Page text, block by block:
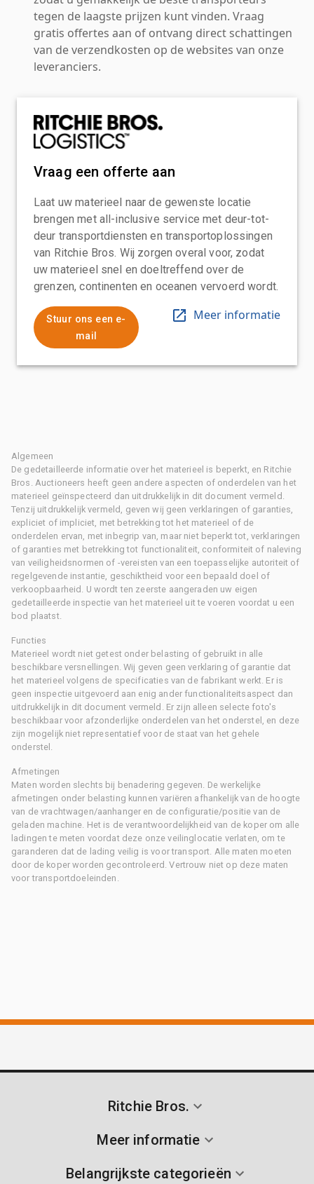
tegen de laagste prijzen kunt vinden. Vraag
gratis offertes aan of ontvang direct schattingen
van de verzendkosten op de websites van onze
leveranciers.
Vraag een offerte aan
Laat uw materieel naar de gewenste locatie
brengen met all-inclusive service met deur-tot-
deur transportdiensten en transportoplossingen
van Ritchie Bros. Wij zorgen overal voor, zodat
uw materieel snel en doeltreffend over de
grenzen, continenten en oceanen vervoerd wordt.
Stuur ons een e-
mail
Meer informatie
Algemeen
De gedetailleerde informatie over het materieel is beperkt, en Ritchie
Bros. Auctioneers heeft geen andere aspecten of onderdelen van het
materieel geïnspecteerd dan uitdrukkelijk in dit document vermeld.
Tenzij uitdrukkelijk vermeld, geven wij geen verklaringen of garanties,
expliciet of impliciet, met betrekking tot het materieel of de
onderdelen ervan, met inbegrip van, maar niet beperkt tot, verklaringen
of garanties met betrekking tot functionaliteit, conformiteit of naleving
van veiligheidsnormen of -vereisten van een toepasselijke autoriteit of
regelgevende instantie, geschiktheid voor een bepaald doel of
verkoopbaarheid. U wordt ten zeerste aangeraden uw eigen
gedetailleerde inspectie van het materieel uit te voeren voordat u een
bod plaatst.
Functies
Materieel wordt niet getest onder belasting of gebruikt in alle
beschikbare versnellingen. Wij geven geen verklaring of garantie dat
het materieel volgens de specificaties van de fabrikant werkt. Er is
geen inspectie uitgevoerd aan enig ander functionaliteitsaspect dan
uitdrukkelijk in dit document vermeld. Er zijn alleen selecte foto's
beschikbaar voor afzonderlijke onderdelen van het onderstel, en deze
zijn mogelijk niet representatief voor de staat van het gehele
onderstel.
Afmetingen
Maten worden slechts bij benadering gegeven. De werkelijke
afmetingen onder belasting kunnen variëren afhankelijk van de hoogte
van de vrachtwagen/aanhanger en de configuratie/positie van de
geladen machine. Het is de verantwoordelijkheid van de koper om alle
ladingen te meten voordat deze onze veilinglocatie verlaten, om te
garanderen dat de lading veilig is voor transport. Alle maten moeten
door de koper worden gecontroleerd. Vertrouw niet op deze maten
voor transportdoeleinden.
Ritchie Bros.
Meer informatie
Belangrijkste categorieën